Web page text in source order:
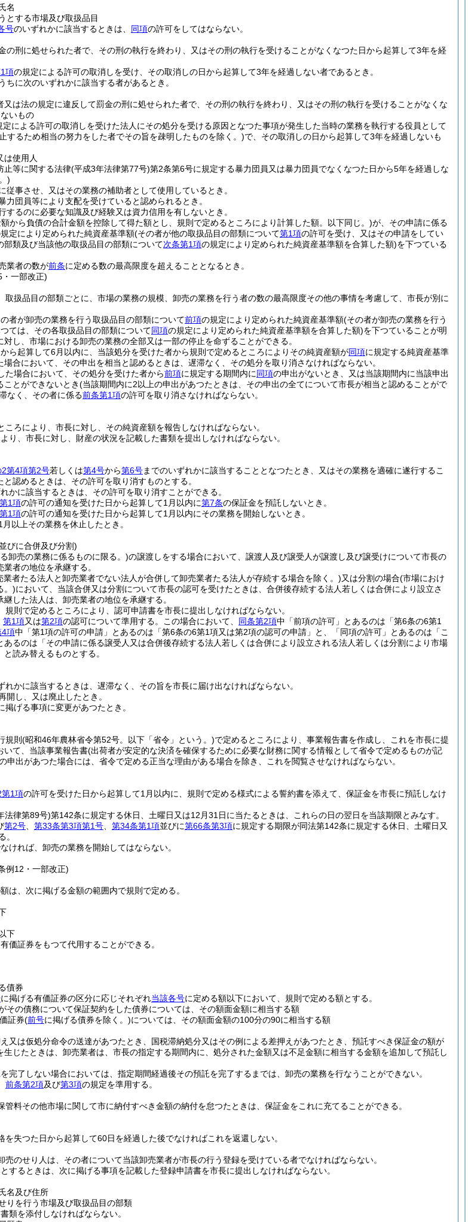
名
とする市場及び取扱品目
号のいずれかに該当するときは、 同項の許可をしてはならない。
の刑に処せられた者で、その刑の執行を終わり、又はその刑の執行を受けることがなくなつた日から起算して3年を経
項の規定による許可の取消しを受け、その取消しの日から起算して3年を経過しない者であるとき。
ちに次のいずれかに該当する者があるとき。
は法の規定に違反して罰金の刑に処せられた者で、その刑の執行を終わり、又はその刑の執行を受けることがなくな
いもの
定による許可の取消しを受けた法人にその処分を受ける原因となつた事項が発生した当時の業務を執行する役員として
するため相当の努力をした者でその旨を疎明したものを除く。)で、その取消しの日から起算して3年を経過しないも
は使用人
止等に関する法律(平成3年法律第77号)第2条第6号に規定する暴力団員又は暴力団員でなくなつた日から5年を経過しな
)
従事させ、又はその業務の補助者として使用しているとき。
力団員等により支配を受けていると認められるとき。
するのに必要な知識及び経験又は資力信用を有しないとき。
から負債の合計金額を控除して得た額とし、規則で定めるところにより計算した額。以下同じ。)が、その申請に係る
定により定められた純資産基準額(その者が他の取扱品目の部類について第1項の許可を受け、又はその申請をしてい
類及び当該他の取扱品目の部類について次条第1項の規定により定められた純資産基準額を合算した額)を下つている
業者の数が前条に定める数の最高限度を超えることとなるとき。
一部改正)
取扱品目の部類ごとに、市場の業務の規模、卸売の業務を行う者の数の最高限度その他の事情を考慮して、市長が別に
者が卸売の業務を行う取扱品目の部類について前項の規定により定められた純資産基準額(その者が卸売の業務を行う
ては、その各取扱品目の部類について同項の規定により定められた純資産基準額を合算した額)を下つていることが明
し、市場における卸売の業務の全部又は一部の停止を命ずることができる。
ら起算して6月以内に、当該処分を受けた者から規則で定めるところによりその純資産額が同項に規定する純資産基準
合において、その申出を相当と認めるときは、遅滞なく、その処分を取り消さなければならない。
た場合において、その処分を受けた者から前項に規定する期間内に同項の申出がないとき、又は当該期間内に当該申出
とができないとき(当該期間内に2以上の申出があつたときは、その申出の全てについて市長が相当と認めることがで
なく、その者に係る前条第1項の許可を取り消さなければならない。
ろにより、市長に対し、その純資産額を報告しなければならない。
り、市長に対し、財産の状況を記載した書類を提出しなければならない。
第4項第2号若しくは第4号から第6号までのいずれかに該当することとなつたとき、又はその業務を適確に遂行するこ
認めるときは、その許可を取り消すものとする。
かに該当するときは、その許可を取り消すことができる。
1項の許可の通知を受けた日から起算して1月以内に第7条の保証金を預託しないとき。
1項の許可の通知を受けた日から起算して1月以内にその業務を開始しないとき。
以上その業務を休止したとき。
びに合併及び分割)
卸売の業務に係るものに限る。)の譲渡しをする場合において、譲渡人及び譲受人が譲渡し及び譲受けについて市長の
者の地位を承継する。
業者たる法人と卸売業者でない法人が合併して卸売業者たる法人が存続する場合を除く。)又は分割の場合(市場におけ
。)において、当該合併又は分割について市長の認可を受けたときは、合併後存続する法人若しくは合併により設立さ
した法人は、卸売業者の地位を承継する。
則で定めるところにより、認可申請書を市長に提出しなければならない。
第1項又は第2項の認可について準用する。 この場合において、 同条第2項中「前項の許可」とあるのは「第6条の6第1
4項中「第1項の許可の申請」とあるのは「第6条の6第1項又は第2項の認可の申請」と、「同項の許可」とあるのは「こ
るのは「その申請に係る譲受人又は合併後存続する法人若しくは合併により設立される法人若しくは分割により市場
読み替えるものとする。
れかに該当するときは、遅滞なく、その旨を市長に届け出なければならない。
開し、又は廃止したとき。
掲げる事項に変更があつたとき。
規則 (昭和46年農林省令第52号。以下「省令」という。)で定めるところにより、事業報告書を作成し、これを市長に提
いて、当該事業報告書(出荷者が安定的な決済を確保するために必要な財務に関する情報として省令で定めるものが記
申出があつた場合には、省令で定める正当な理由がある場合を除き、これを閲覧させなければならない。
1項の許可を受けた日から起算して1月以内に、規則で定める様式による誓約書を添えて、保証金を市長に預託しなけ
法律第89号)第142条に規定する休日、土曜日又は12月31日に当たるときは、これらの日の翌日を当該期限とみなす。
第2号 第33条第3項第1号 第34条第1項並びに第66条第3項に規定する期限が同法第142条に規定する休日、土曜日又
。
ければ、卸売の業務を開始してはならない。
例12・一部改正)
は、次に掲げる金額の範囲内で規則で定める。
下
価証券をもつて代用することができる。
債券
に掲げる有価証券の区分に応じそれぞれ当該各号に定める額以下において、規則で定める額とする。
その債務について保証契約をした債券については、その額面金額に相当する額
証券(前号に掲げる債券を除く。)については、その額面金額の100分の90に相当する額
又は仮処分命令の送達があつたとき、国税滞納処分又はその例による差押えがあつたとき、預託すべき保証金の額が
じたときは、卸売業者は、市長の指定する期間内に、処分された金額又は不足金額に相当する金額を追加して預託し
完了しない場合においては、指定期間経過後その預託を完了するまでは、卸売の業務を行なうことができない。
前条第2項及び第3項の規定を準用する。
管料その他市場に関して市に納付すべき金額の納付を怠つたときは、保証金をこれに充てることができる。
失つた日から起算して60日を経過した後でなければこれを返還しない。
売のせり人は、その者について当該卸売業者が市長の行う登録を受けている者でなければならない。
するときは、次に掲げる事項を記載した登録申請書を市長に提出しなければならない。
名及び住所
りを行う市場及び取扱品目の部類
類を添付しなければならない。